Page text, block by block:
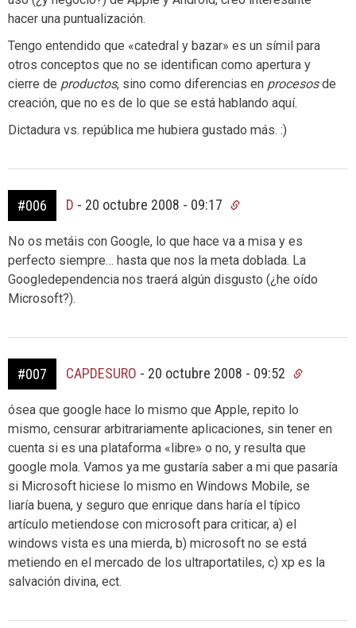
hacer una puntualización.
Tengo entendido que «catedral y bazar» es un símil para
otros conceptos que no se identifican como apertura y
cierre de productos, sino como diferencias en procesosde
creación, que no es de lo que se está hablando aquí.
Dictadura vs. república me hubiera gustado más. :)
#006 D - 20 octubre 2008 - 09:17
No os metáis con Google, lo que hace va a misa y es
perfecto siempre… hasta que nos la meta doblada. La
Googledependencia nos traerá algún disgusto (¿he oído
Microsoft?).
#007 CAPDESURO - 20 octubre 2008 - 09:52
ósea que google hace lo mismo que Apple, repito lo
mismo, censurar arbitrariamente aplicaciones, sin tener en
cuenta si es una plataforma «libre» o no, y resulta que
google mola. Vamos ya me gustaría saber a mi que pasaría
si Microsoft hiciese lo mismo en Windows Mobile, se
liaría buena, y seguro que enrique dans haría el típico
artículo metiendose con microsoft para criticar, a) el
windows vista es una mierda, b) microsoft no se está
metiendo en el mercado de los ultraportatiles, c) xp es la
salvación divina, ect.